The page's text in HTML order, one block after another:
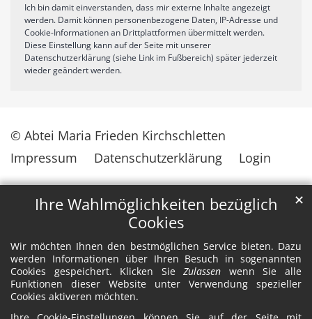
Ihre Wahlmöglichkeiten bezüglich
Cookies
Wir möchten Ihnen den bestmöglichen Service bieten. Dazu
werden Informationen über Ihren Besuch in sogenannten
Cookies gespeichert. Klicken SieZulassen wenn Sie alle
Funktionen dieser Website unter Verwendung spezieller
Cookies aktiveren möchten.
✕
Ich bin damit einverstanden, dass mir externe Inhalte angezeigt
werden. Damit können personenbezogene Daten, IP-Adresse und
Cookie-Informationen an Drittplattformen übermittelt werden.
Diese Einstellung kann auf der Seite mit unserer
Datenschutzerklärung (siehe Link im Fußbereich) später jederzeit
wieder geändert werden.
© Abtei Maria Frieden Kirchschletten
Impressum
Datenschutzerklärung Login